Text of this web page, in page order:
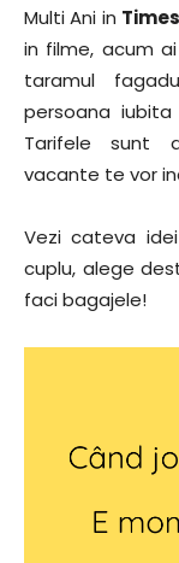
Multi Ani in
in filme, acum
taramul
persoana
Tarifele sunt
vacante te vor
Vezi cateva
cuplu, alege
faci bagajele!